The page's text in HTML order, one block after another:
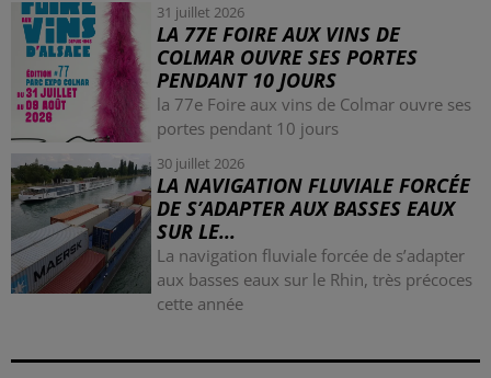
31 juillet 2026
LA 77E FOIRE AUX VINS DE
COLMAR OUVRE SES PORTES
PENDANT 10 JOURS
la 77e Foire aux vins de Colmar ouvre ses
portes pendant 10 jours
30 juillet 2026
LA NAVIGATION FLUVIALE FORCÉE
DE S’ADAPTER AUX BASSES EAUX
SUR LE...
La navigation fluviale forcée de s’adapter
aux basses eaux sur le Rhin, très précoces
cette année